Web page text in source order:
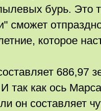
бурь. Это
сможет
которое
686,97
так как ось
он составляет